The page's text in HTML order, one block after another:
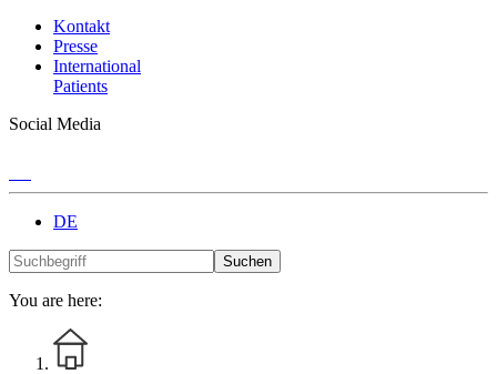
Kontakt
Presse
International
Patients
Social Media
DE
Suchen
You are here: